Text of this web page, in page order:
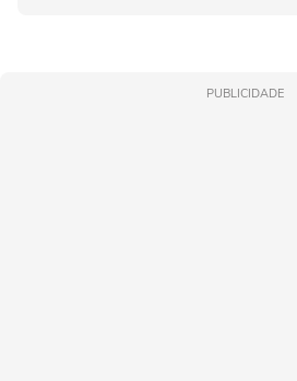
PUBLICIDADE